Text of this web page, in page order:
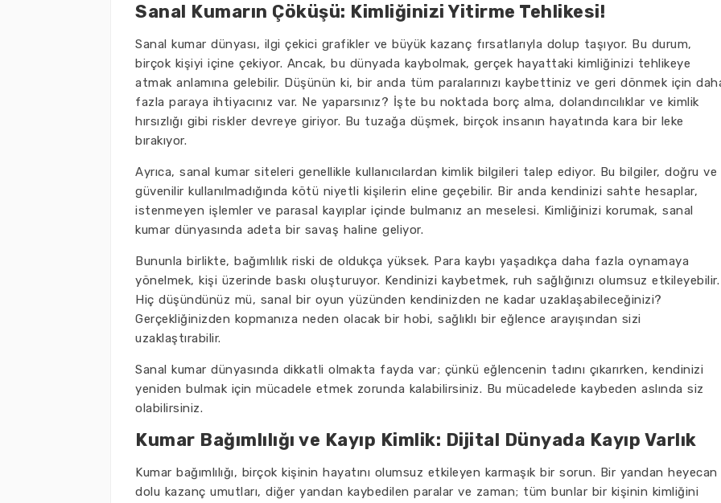
Sanal Kumarın Çöküşü: Kimliğinizi Yitirme Tehlikesi!
Sanal kumar dünyası, ilgi çekici grafikler ve büyük kazanç fırsatlarıyla dolup taşıyor. Bu durum,
birçok kişiyi içine çekiyor. Ancak, bu dünyada kaybolmak, gerçek hayattaki kimliğinizi tehlikeye
atmak anlamına gelebilir. Düşünün ki, bir anda tüm paralarınızı kaybettiniz ve geri dönmek için
fazla paraya ihtiyacınız var. Ne yaparsınız? İşte bu noktada borç alma, dolandırıcılıklar ve kimlik
hırsızlığı gibi riskler devreye giriyor. Bu tuzağa düşmek, birçok insanın hayatında kara bir leke
bırakıyor.
Ayrıca, sanal kumar siteleri genellikle kullanıcılardan kimlik bilgileri talep ediyor. Bu bilgiler, doğru ve
güvenilir kullanılmadığında kötü niyetli kişilerin eline geçebilir. Bir anda kendinizi sahte hesaplar,
istenmeyen işlemler ve parasal kayıplar içinde bulmanız an meselesi. Kimliğinizi korumak, sanal
kumar dünyasında adeta bir savaş haline geliyor.
Bununla birlikte, bağımlılık riski de oldukça yüksek. Para kaybı yaşadıkça daha fazla oynamaya
yönelmek, kişi üzerinde baskı oluşturuyor. Kendinizi kaybetmek, ruh sağlığınızı olumsuz etkileyebilir.
Hiç düşündünüz mü, sanal bir oyun yüzünden kendinizden ne kadar uzaklaşabileceğinizi?
Gerçekliğinizden kopmanıza neden olacak bir hobi, sağlıklı bir eğlence arayışından sizi
uzaklaştırabilir.
Sanal kumar dünyasında dikkatli olmakta fayda var; çünkü eğlencenin tadını çıkarırken, kendinizi
yeniden bulmak için mücadele etmek zorunda kalabilirsiniz. Bu mücadelede kaybeden aslında siz
olabilirsiniz.
Kumar Bağımlılığı ve Kayıp Kimlik: Dijital Dünyada Kayıp Varlık
Kumar bağımlılığı, birçok kişinin hayatını olumsuz etkileyen karmaşık bir sorun. Bir yandan heyecan
dolu kazanç umutları, diğer yandan kaybedilen paralar ve zaman; tüm bunlar bir kişinin kimliğini